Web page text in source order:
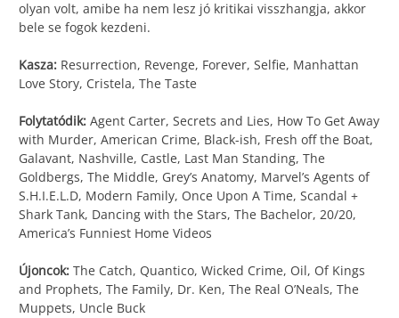
olyan volt, amibe ha nem lesz jó kritikai visszhangja, akkor
bele se fogok kezdeni.
Kasza: Resurrection, Revenge, Forever, Selfie, Manhattan
Love Story, Cristela, The Taste
Folytatódik: Agent Carter, Secrets and Lies, How To Get Away
with Murder, American Crime, Black-ish, Fresh off the Boat,
Galavant, Nashville, Castle, Last Man Standing, The
Goldbergs, The Middle, Grey’s Anatomy, Marvel’s Agents of
S.H.I.E.L.D, Modern Family, Once Upon A Time, Scandal +
Shark Tank, Dancing with the Stars, The Bachelor, 20/20,
America’s Funniest Home Videos
Újoncok: The Catch, Quantico, Wicked Crime, Oil, Of Kings
and Prophets, The Family, Dr. Ken, The Real O’Neals, The
Muppets, Uncle Buck